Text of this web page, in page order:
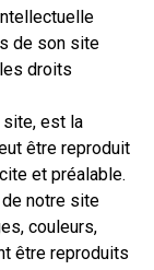
de son site
droits
site, est la
être reproduit
et préalable.
notre site
couleurs,
être reproduits